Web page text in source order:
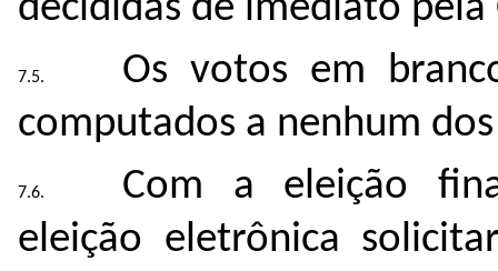
decididas de imediato
Os votos em
computados a nenhum
Com a eleição
eleição eletrônica